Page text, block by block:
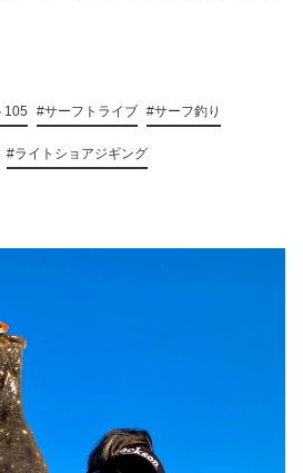
105 #サーフトライブ #サーフ釣り
#ライトショアジギング